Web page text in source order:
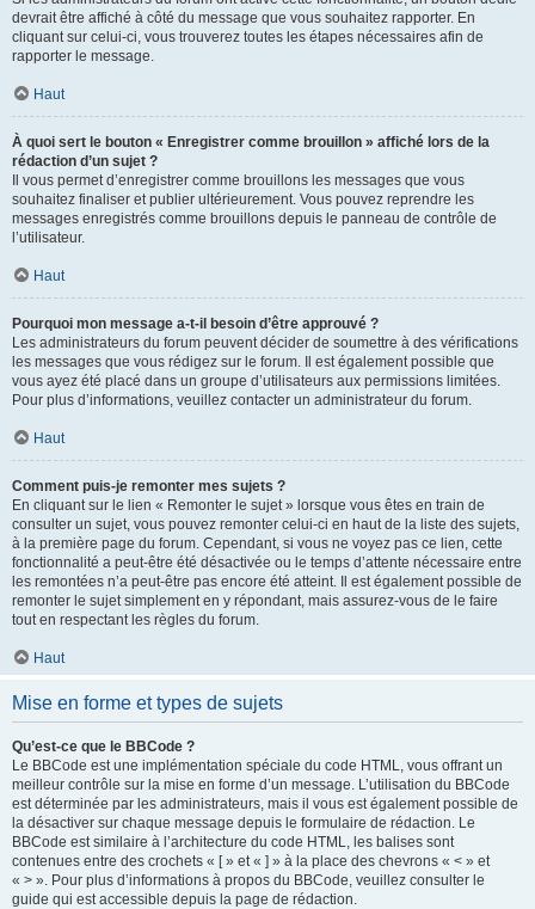
devrait être affiché à côté du message que vous souhaitez rapporter. En
cliquant sur celui-ci, vous trouverez toutes les étapes nécessaires afin de
rapporter le message.
Haut
À quoi sert le bouton « Enregistrer comme brouillon » affiché lors de la
rédaction d’un sujet ?
Il vous permet d’enregistrer comme brouillons les messages que vous
souhaitez finaliser et publier ultérieurement. Vous pouvez reprendre les
messages enregistrés comme brouillons depuis le panneau de contrôle de
l’utilisateur.
Haut
Pourquoi mon message a-t-il besoin d’être approuvé ?
Les administrateurs du forum peuvent décider de soumettre à des vérifications
les messages que vous rédigez sur le forum. Il est également possible que
vous ayez été placé dans un groupe d’utilisateurs aux permissions limitées.
Pour plus d’informations, veuillez contacter un administrateur du forum.
Haut
Comment puis-je remonter mes sujets ?
En cliquant sur le lien « Remonter le sujet » lorsque vous êtes en train de
consulter un sujet, vous pouvez remonter celui-ci en haut de la liste des sujets,
à la première page du forum. Cependant, si vous ne voyez pas ce lien, cette
fonctionnalité a peut-être été désactivée ou le temps d’attente nécessaire entre
les remontées n’a peut-être pas encore été atteint. Il est également possible de
remonter le sujet simplement en y répondant, mais assurez-vous de le faire
tout en respectant les règles du forum.
Haut
Mise en forme et types de sujets
Qu’est-ce que le BBCode ?
Le BBCode est une implémentation spéciale du code HTML, vous offrant un
meilleur contrôle sur la mise en forme d’un message. L’utilisation du BBCode
est déterminée par les administrateurs, mais il vous est également possible de
la désactiver sur chaque message depuis le formulaire de rédaction. Le
BBCode est similaire à l’architecture du code HTML, les balises sont
contenues entre des crochets « [ » et « ] » à la place des chevrons « < » et
« > ». Pour plus d’informations à propos du BBCode, veuillez consulter le
guide qui est accessible depuis la page de rédaction.